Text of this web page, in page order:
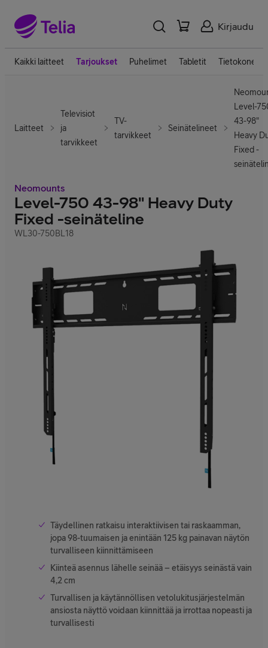
Kirjaudu
Kaikki laitteet Tarjoukset Puhelimet Tabletit Tietokoneet
Laitteet
Televisiot
ja
tarvikkeet
TV-
tarvikkeet
Seinätelineet
Level-
43-98"
Heavy
Fixed -
Neomounts
Level-750 43-98" Heavy Duty
Fixed -seinäteline
WL30-750BL18
Täydellinen ratkaisu interaktiivisen tai raskaamman,
jopa 98-tuumaisen ja enintään 125 kg painavan näytön
turvalliseen kiinnittämiseen
Kiinteä asennus lähelle seinää – etäisyys seinästä vain
4,2 cm
Turvallisen ja käytännöllisen vetolukitusjärjestelmän
ansiosta näyttö voidaan kiinnittää ja irrottaa nopeasti ja
turvallisesti